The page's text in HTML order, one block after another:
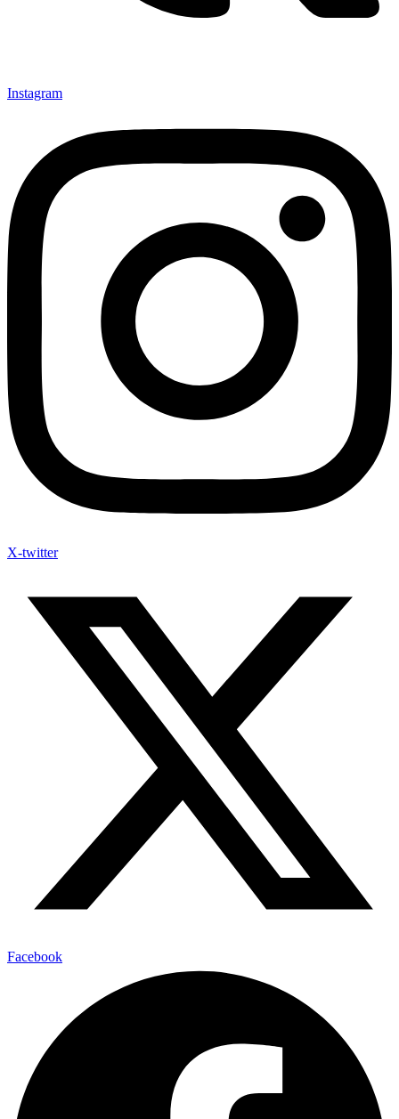
Instagram
X-twitter
Facebook